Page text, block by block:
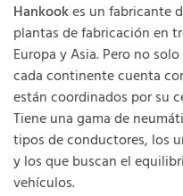
Hankookes un fabricante
plantas de fabricación en
Europa y Asia. Pero no
cada continente cuenta
están coordinados por su
Tiene una gama de
tipos de conductores, los
y los que buscan el
vehículos.